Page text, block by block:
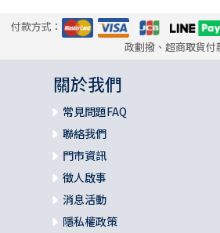
付款方式：
政劃撥、超商取貨付
關於我們
常見問題FAQ
聯絡我們
門市資訊
徵人啟事
消息活動
隱私權政策